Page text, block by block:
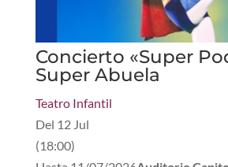
Concierto «Super
Super Abuela
Teatro Infantil
Del 12 Jul
(18:00)